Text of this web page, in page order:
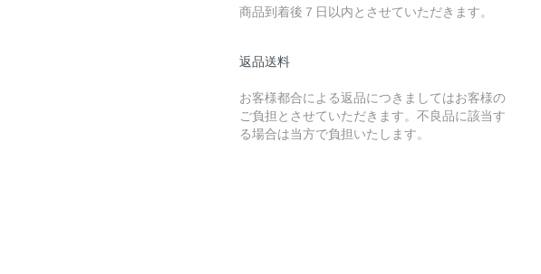
商品到着後７日以内とさせていただきます。
返品送料
お客様都合による返品につきましてはお客様の
ご負担とさせていただきます。不良品に該当す
る場合は当方で負担いたします。